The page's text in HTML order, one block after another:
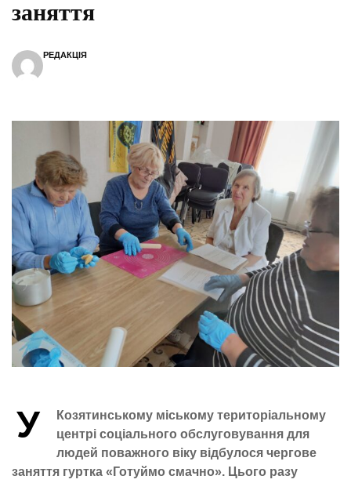
заняття
РЕДАКЦІЯ
У
Козятинському міському територіальному
центрі соціального обслуговування для
людей поважного віку відбулося чергове
заняття гуртка «Готуймо смачно». Цього разу